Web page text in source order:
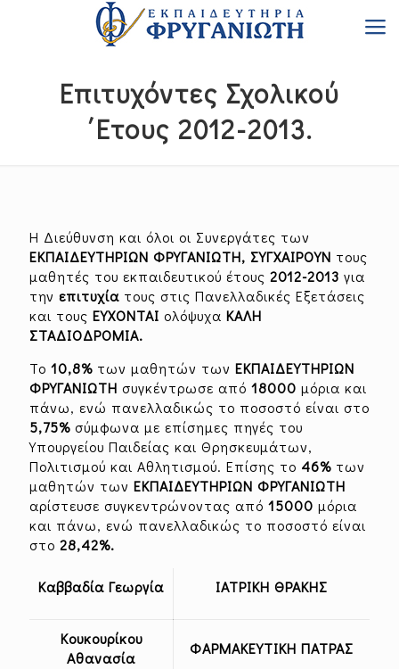
Επιτυχόντες Σχολικού
΄Ετους 2012-2013.
Η Διεύθυνση και όλοι οι Συνεργάτες των
ΕΚΠΑΙΔΕΥΤΗΡΙΩΝ ΦΡΥΓΑΝΙΩΤΗ, ΣΥΓΧΑΙΡΟΥΝ τους
μαθητές του εκπαιδευτικού έτους 2012-2013 για
την επιτυχία τους στις Πανελλαδικές Εξετάσεις
και τους ΕΥΧΟΝΤΑΙ ολόψυχα ΚΑΛΗ
ΣΤΑΔΙΟΔΡΟΜΙΑ.
Το 10,8% των μαθητών των ΕΚΠΑΙΔΕΥΤΗΡΙΩΝ
ΦΡΥΓΑΝΙΩΤΗ συγκέντρωσε από 18000 μόρια και
πάνω, ενώ πανελλαδικώς το ποσοστό είναι στο
5,75% σύμφωνα με επίσημες πηγές του
Υπουργείου Παιδείας και Θρησκευμάτων,
Πολιτισμού και Αθλητισμού. Επίσης το 46% των
μαθητών των ΕΚΠΑΙΔΕΥΤΗΡΙΩΝ ΦΡΥΓΑΝΙΩΤΗ
αρίστευσε συγκεντρώνοντας από 15000 μόρια
και πάνω, ενώ πανελλαδικώς το ποσοστό είναι
στο 28,42%.
Καββαδία Γεωργία ΙΑΤΡΙΚΗ ΘΡΑΚΗΣ
Κουκουρίκου
Αθανασία
ΦΑΡΜΑΚΕΥΤΙΚΗ ΠΑΤΡΑΣ